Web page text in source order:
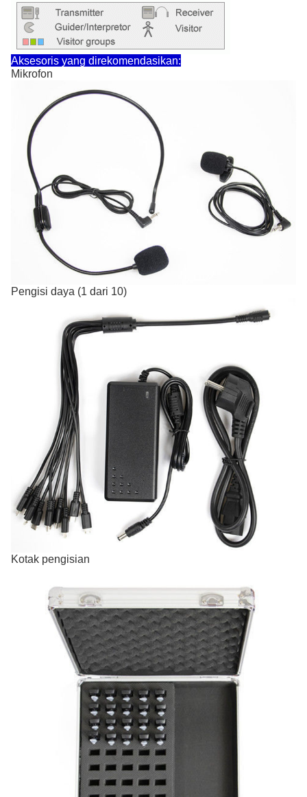
Aksesoris yang direkomendasikan:
Mikrofon
Pengisi daya (1 dari 10)
Kotak pengisian